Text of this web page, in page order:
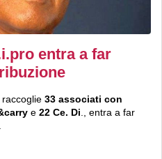
entra a far
raccoglie 33 associati con
e 22 Ce. Di
entra a far